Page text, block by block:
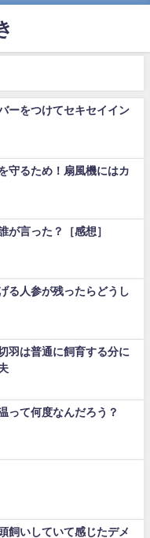
ーをつけてセキセイイン
守るため！扇風機にはカ
が言った？［感想］
る人参が残ったらどうし
羽は普通に飼育する分に
って何度なんだろう？
飼いしていて感じたデメ